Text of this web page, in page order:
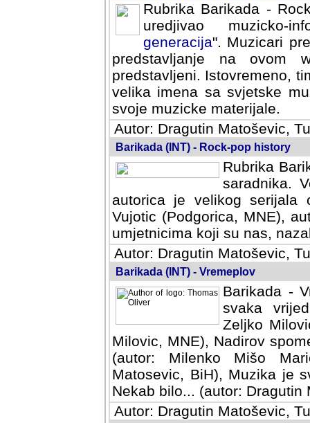
Rubrika Barikada -
uredjivao muzicko-
Muzicari predstavljeni u
na ovom web portalu
Istovremeno, tim nacinom
sa svjetske muzicke scene
materijale.
Autor: Dragutin Matoševic,
Barikada (INT) - Rock-pop history
Rubrika
saradnika.
autorica je velikog serijala
Vujotic (Podgorica, MNE),
umjetnicima koji su nas,
Autor: Dragutin Matoševic,
Barikada (INT) - Vremeplov
Barikada -
svaka
Milovic,
MNE), Nadirov spomenar
Milenko Mišo Maric, UK),
Muzika je svirala (autor:
(autor: Dragutin Matosevic,
Autor: Dragutin Matoševic,